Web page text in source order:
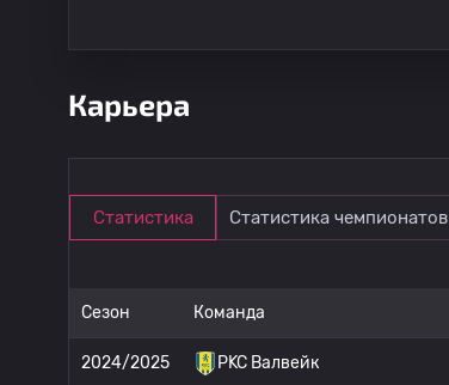
Карьера
Статистика Статистика чемпионатов
Сезон Команда
2024/2025 РKC Валвейк